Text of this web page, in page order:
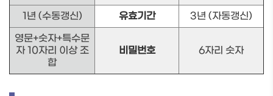
1년 (수동갱신)
유효기간
3년 (자동갱신)
영문+숫자+특수문
자 10자리 이상 조
합
비밀번호 6자리 숫자